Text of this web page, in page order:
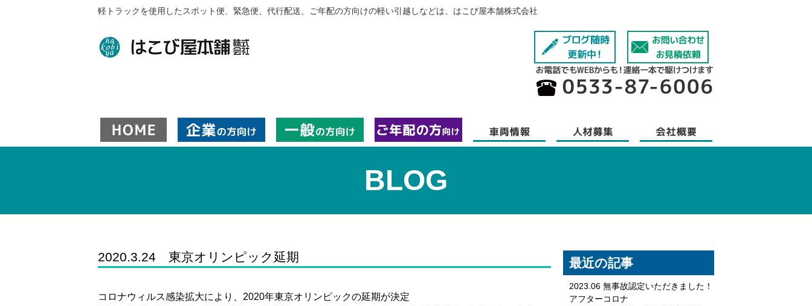
軽トラックを使用したスポット便、緊急便、代行配送、ご年配の方向けの軽い引越しなどは、はこび屋本舗株式会社
BLOG
2020.3.24 東京オリンピック延期
コロナウィルス感染拡大により、2020年東京オリンピックの延期が決定
最近の記事
2023.06 無事故認定いただきました！
アフターコロナ